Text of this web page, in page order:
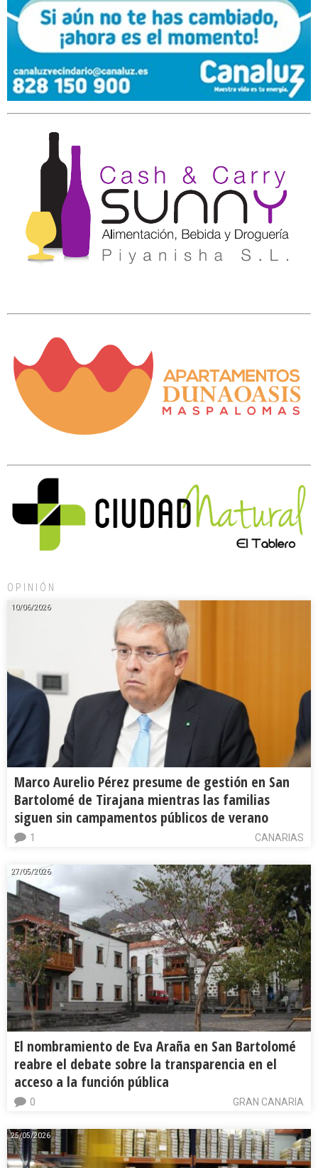
OPINIÓN
10/06/2026
Marco Aurelio Pérez presume de gestión en San
Bartolomé de Tirajana mientras las familias
siguen sin campamentos públicos de verano
CANARIAS
1
27/05/2026
El nombramiento de Eva Araña en San Bartolomé
reabre el debate sobre la transparencia en el
acceso a la función pública
GRAN CANARIA
0
25/05/2026